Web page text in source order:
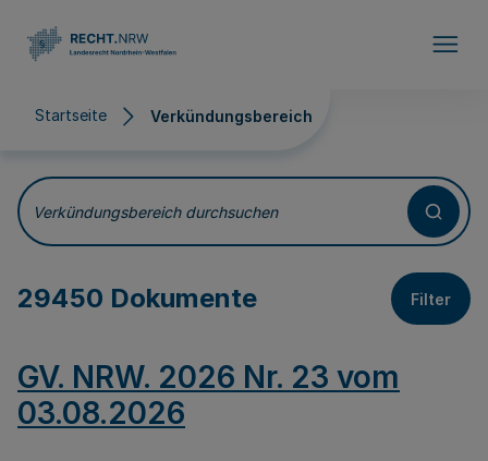
Startseite Verkündungsbereich
Verkündungsbereich
Verkündungsbereich durchsuchen
29450 Dokumente Filter
GV. NRW. 2026 Nr. 23 vom
03.08.2026